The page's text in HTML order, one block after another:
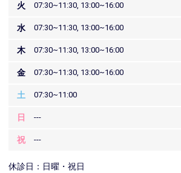
火 07:30~11:30, 13:00~16:00
水 07:30~11:30, 13:00~16:00
木 07:30~11:30, 13:00~16:00
金 07:30~11:30, 13:00~16:00
土 07:30~11:00
日 ---
祝 ---
休診日：日曜・祝日